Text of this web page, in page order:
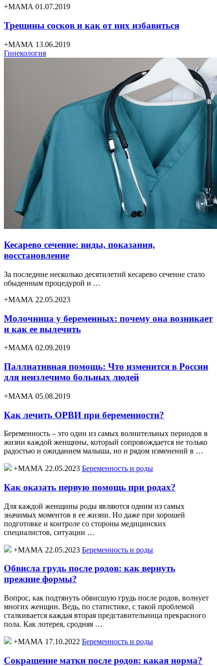
+МАМА 01.07.2019
Трещины сосков и как от них избавиться
+МАМА 13.06.2019
Гинекология
Кесарево сечение: виды, показания,
восстановление
За последние несколько десятилетий кесарево сечение стало
обыденным процедурой и …
+МАМА 22.05.2023
Молочница у беременных: почему она возникает
и как ее вылечить
+МАМА 02.09.2019
Паллиативная помощь: Что изменится в России
для неизлечимо больных людей
+МАМА 05.08.2019
Как лечить ОРВИ при беременности?
Беременность – это один из самых волнительных периодов в
жизни каждой женщины, который сопровождается не только
радостью и ожиданием малыша, но и рядом изменений в …
+МАМА 22.05.2023 Беременность и роды
Как оказать первую помощь при родах?
Для каждой женщины роды являются одним из самых
значимых моментов в ее жизни. Но даже при хорошей
подготовке и контроле со стороны медицинских
специалистов, ситуации …
+МАМА 22.05.2023 Беременность и роды
Обвисла грудь после родов: как вернуть
прежние формы?
Вопрос, как подтянуть обвисшую грудь после родов, волнует
многих женщин. Ведь, по статистике, с такой проблемой
сталкивается каждая вторая представительница прекрасного
пола. Как лотерея, сродняя …
+МАМА 17.10.2022 Беременность и роды
Сокращение матки после родов: какая норма?